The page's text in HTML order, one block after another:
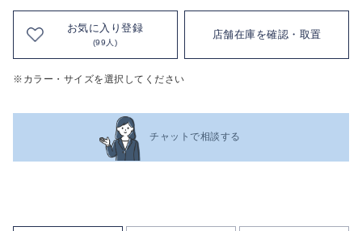
お気に入り登録
(99人)
店舗在庫を確認・取置
※カラー・サイズを選択してください
チャットで相談する